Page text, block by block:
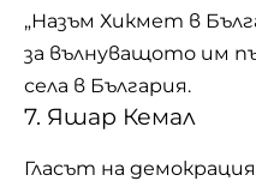
„Назъм Хикмет в
за вълнуващото им
села в България.
7. Яшар Кемал
Гласът на